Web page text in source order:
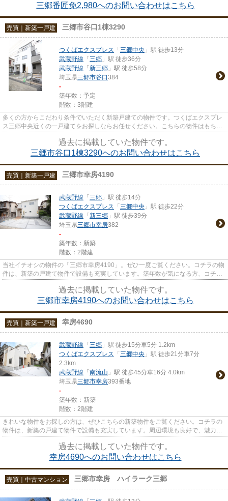
三郷番匠免2,980へのお問い合わせはこちら
売買｜新築一戸建 三郷市谷口1棟3290
つくばエクスプレス 「 三郷中央 」駅 徒歩13分
武蔵野線 「 三郷 」駅 徒歩36分
武蔵野線 「 新三郷 」駅 徒歩58分
埼玉県三郷市谷口384
-
築年数：予定
階数：3階建
多くの方からこだわり条件でいただく新築戸建ての物件です。つくばエクスプレ
ス三郷中央近くの一戸建てをお探しならお任せください。こちらの物件はもちろ
過去に掲載していた物件です。
三郷市谷口1棟3290へのお問い合わせはこちら
売買｜新築一戸建 三郷市幸房4190
武蔵野線 「 三郷 」駅 徒歩14分
つくばエクスプレス 「 三郷中央 」駅 徒歩22分
武蔵野線 「 新三郷 」駅 徒歩39分
埼玉県三郷市幸房382
-
築年数：新築
階数：2階建
当社イチオシの物件の「三郷市幸房4190」。ぜひ一度ご覧ください。コチラの物
件は、新築の戸建て物件で設備も充実しています。築年数が気になる方、コチラ
過去に掲載していた物件です。
三郷市幸房4190へのお問い合わせはこちら
売買｜新築一戸建 幸房4690
武蔵野線 「 三郷 」駅 徒歩15分車5分 1.2km
つくばエクスプレス 「 三郷中央 」駅 徒歩21分車7分
2.3km
武蔵野線 「 南流山 」駅 徒歩45分車16分 4.0km
埼玉県三郷市幸房393番地
-
築年数：新築
階数：2階建
きれいな物件をお探しの方は、ぜひこちらの新築物件をご覧ください。コチラの
物件は、新築の戸建て物件で設備も充実しています。周辺環境も良好で、魅力的
過去に掲載していた物件です。
幸房4690へのお問い合わせはこちら
売買｜中古マンション 三郷市幸房 ハイラーク三郷